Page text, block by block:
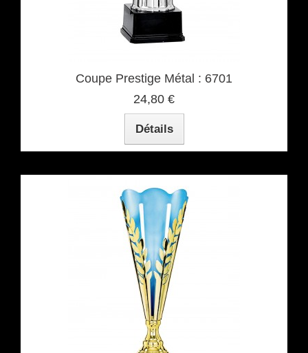
Coupe Prestige Métal : 6701
24,80 €
Détails